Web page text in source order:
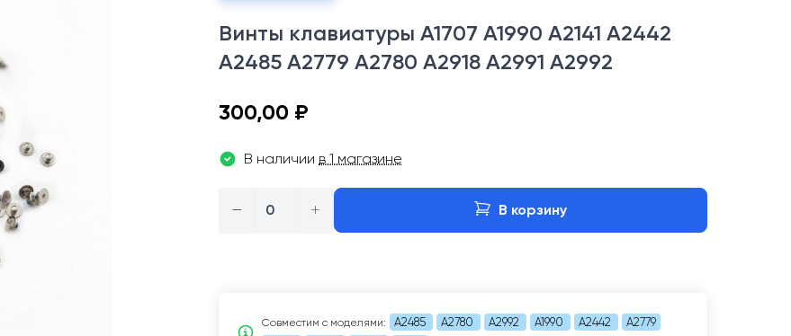
Винты клавиатуры A1707 A1990 A2141 A2442
A2485 A2779 A2780 A2918 A2991 A2992
300,00 ₽
В наличии в 1 магазине
− + В корзину
Совместим c моделями: A2485 A2780 A2992 A1990 A2442
A2779